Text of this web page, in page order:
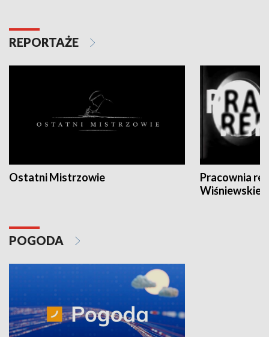
REPORTAŻE
Ostatni Mistrzowie
Pracownia
POGODA